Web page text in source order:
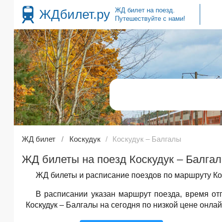
ЖДбилет.ру
ЖД билет на поезд.
Путешествуйте с нами!
ЖД билет Коскудук Коскудук – Балгалы
ЖД билеты на поезд Коскудук –
ЖД билеты и расписание поездов по маршруту
В расписании указан маршрут поезда, время
Коскудук – Балгалы на сегодня по низкой цене